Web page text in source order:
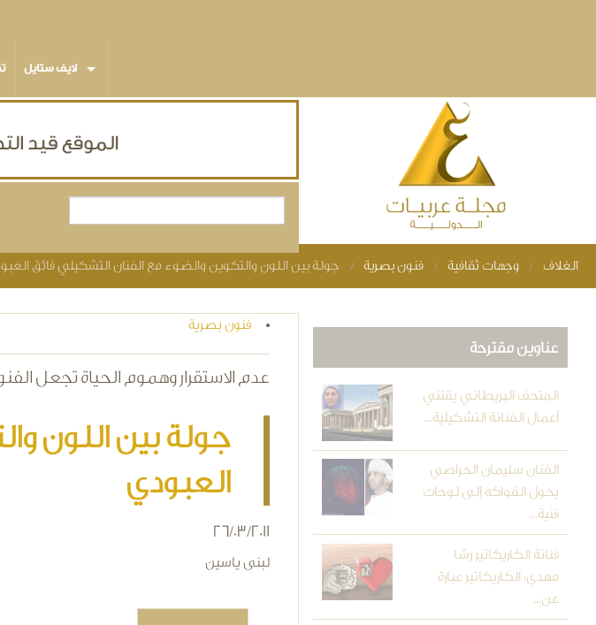
لايف ستايل
You are here
الغلاف وجهات ثقافية فنون بصرية جولة بين اللون والتكوين والضوء مع الفنان التشكيلي فائق
فنون بصرية
عدم الاستقرار وهموم الحياة تجعل
جولة بين اللون
العبودي
26/03/2011
لبنى ياسين
عناوين مقترحة
المتحف البريطاني يقتني
أعمال الفنانة التشكيلية...
الفنان سليمان الحراصي
يحول الفواكه إلى لوحات
فنية...
فنانة الكاريكاتير رشا
مهدي: الكاريكاتير عبارة
عن...